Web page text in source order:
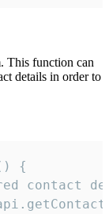
This function can
details in order to
{
contact